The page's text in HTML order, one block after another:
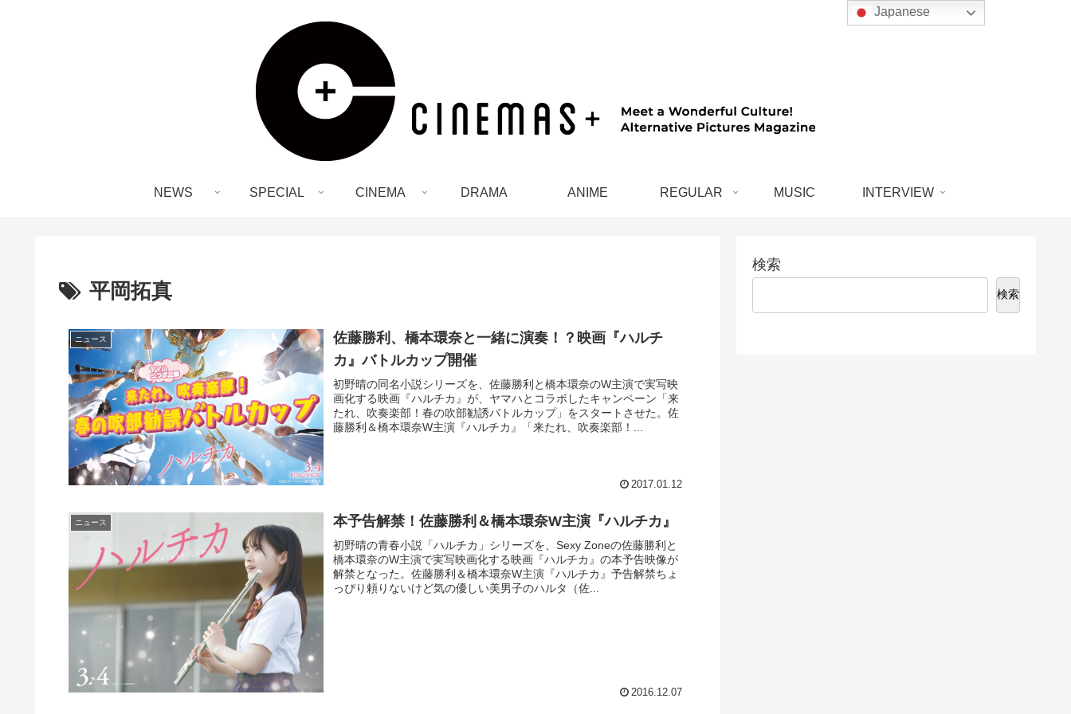
NEWS SPECIAL CINEMA DRAMA ANIME REGULAR MUSIC INTERVIEW
平岡拓真
ニュース
佐藤勝利、橋本環奈と一緒に演奏！？映画『ハルチ
カ』バトルカップ開催
初野晴の同名小説シリーズを、佐藤勝利と橋本環奈のW主演で実写映
画化する映画『ハルチカ』が、ヤマハとコラボしたキャンペーン「来
たれ、吹奏楽部！春の吹部勧誘バトルカップ」をスタートさせた。佐
藤勝利＆橋本環奈W主演『ハルチカ』「来たれ、吹奏楽部！...
2017.01.12
ニュース 本予告解禁！佐藤勝利＆橋本環奈W主演『ハルチカ』
初野晴の青春小説「ハルチカ」シリーズを、Sexy Zoneの佐藤勝利と
橋本環奈のW主演で実写映画化する映画『ハルチカ』の本予告映像が
解禁となった。佐藤勝利＆橋本環奈W主演『ハルチカ』予告解禁ちょ
っぴり頼りないけど気の優しい美男子のハルタ（佐...
2016.12.07
検索
検索
Japanese